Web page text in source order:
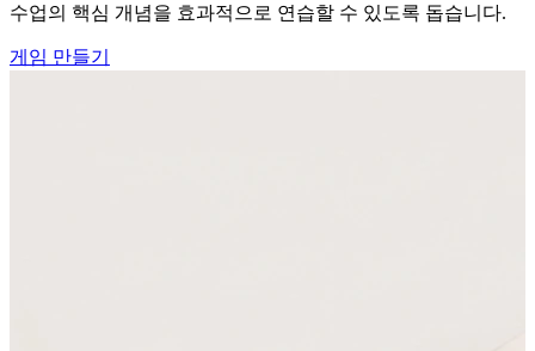
수업의 핵심 개념을 효과적으로 연습할 수 있도록 돕습니다.
게임 만들기